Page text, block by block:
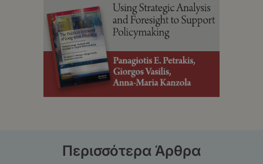
Περισσότερα Άρθρα